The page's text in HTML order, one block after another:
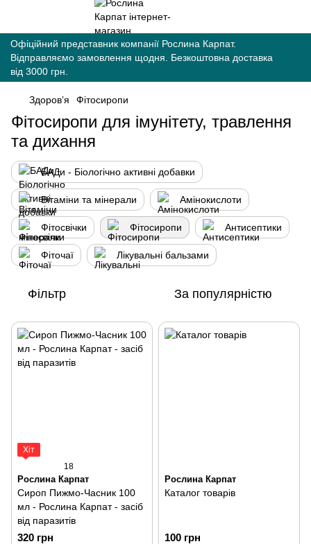
Офіційний представник компанії Рослина Карпат.
Відправляємо замовлення щодня. Безкоштовна доставка
від 3000 грн.
Здоровʼя Фітосиропи
Фітосиропи для імунітету, травлення
та дихання
БАДи - Біологічно активні добавки
Вітаміни та мінерали Амінокислоти
Фітосвічки Фітосиропи Антисептики
Фіточаї Лікувальні бальзами
Фільтр За популярністю
Хіт
18
Рослина Карпат
Сироп Пижмо-Часник 100
мл - Рослина Карпат - засіб
від паразитів
320 грн
Рослина Карпат
Каталог товарів
100 грн